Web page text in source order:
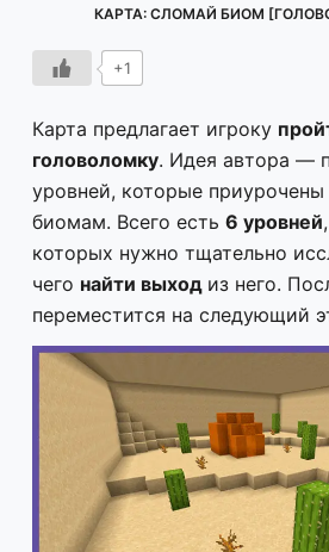
КАРТА: СЛОМАЙ БИОМ
+1
Карта предлагает игроку
головоломку. Идея автора —
уровней, которые
биомам. Всего есть 6 уровней
которых нужно тщательно
чего найти выход из него.
переместится на следующий